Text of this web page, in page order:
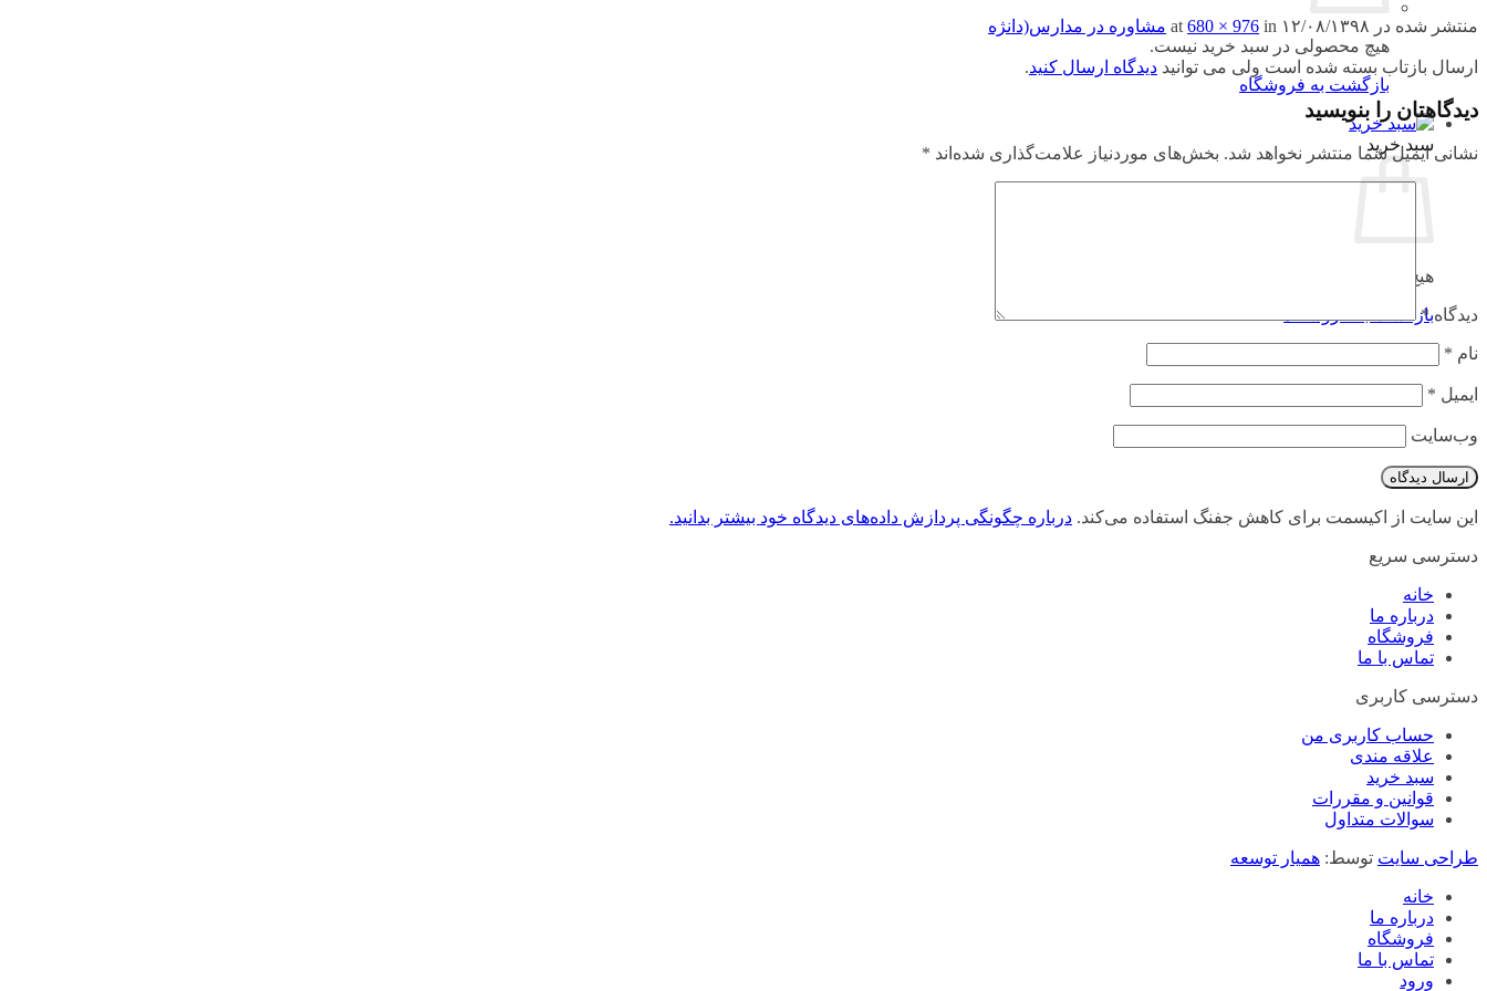
هیچ محصولی در سبد خرید نیست.
بازگشت به فروشگاه
سبد خرید
هیچ محصولی در سبد خرید نیست.
بازگشت به فروشگاه
منتشر شده در ۱۲/۰۸/۱۳۹۸ 680 × 976 in مشاوره در مدارس(دانژه
ارسال بازتاب بسته شده است ولی می توانید دیدگاه ارسال کنید.
دیدگاهتان را بنویسید
نشانی ایمیل شما منتشر نخواهد شد. بخش‌های موردنیاز علامت‌گذاری شده‌اند *
دیدگاه*
نام *
ایمیل *
وب‌سایت
این سایت از اکیسمت برای کاهش جفنگ استفاده می‌کند. درباره چگونگی پردازش داده‌های دیدگاه خود بیشتر بدانید.
دسترسی سریع
خانه
درباره ما
فروشگاه
تماس با ما
دسترسی کاربری
حساب کاربری من
علاقه مندی
سبد خرید
قوانین و مقررات
سوالات متداول
طراحی سایت توسط: همیار توسعه
خانه
درباره ما
فروشگاه
تماس با ما
ورود